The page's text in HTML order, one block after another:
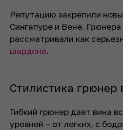
Репутацию закрепили
Сингапуре и Вене.
рассматривали как
шардоне.
Стилистика грюнер
Гибкий грюнер дает вина
уровней – от легких, с